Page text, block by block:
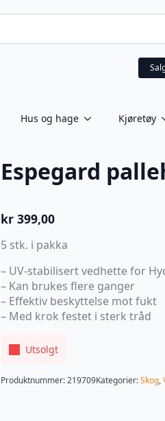
Hus og hage Kjøretøy
Espegard
kr 399,00
5 stk. i pakka
– UV-stabilisert vedhette for
– Kan brukes flere ganger
– Effektiv beskyttelse mot fukt
– Med krok festet i sterk tråd
Utsolgt
Produktnummer:219709Kategorier:Skog,